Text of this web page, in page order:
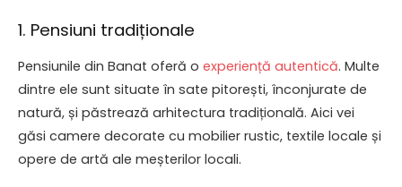
1. Pensiuni tradiționale
Pensiunile din Banat oferă o experiență autentică. Multe
dintre ele sunt situate în sate pitorești, înconjurate de
natură, și păstrează arhitectura tradițională. Aici vei
găsi camere decorate cu mobilier rustic, textile locale și
opere de artă ale meșterilor locali.